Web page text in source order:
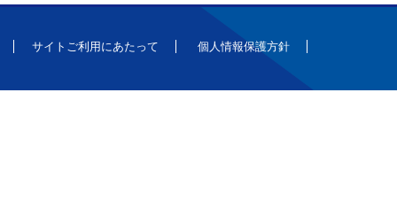
サイトご利用にあたって 個人情報保護方針